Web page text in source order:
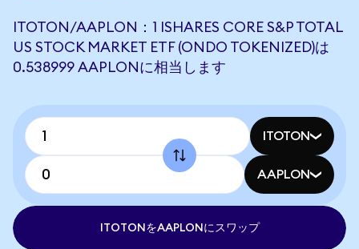
ITOTON/AAPLON：1 ISHARES CORE S&P TOTAL
US STOCK MARKET ETF (ONDO TOKENIZED)は
0.538999 AAPLONに相当します
ITOTON
AAPLON
ITOTONをAAPLONにスワップ